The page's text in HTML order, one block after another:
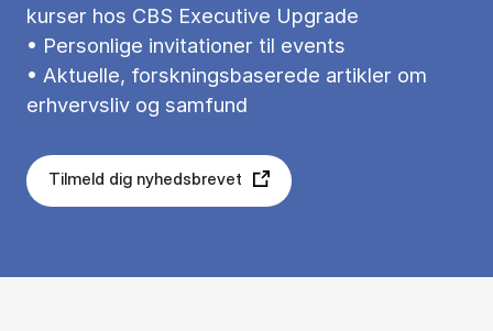
kurser hos CBS Executive Upgrade
• Personlige invitationer til events
• Aktuelle, forskningsbaserede artikler om
erhvervsliv og samfund
Tilmeld dig nyhedsbrevet